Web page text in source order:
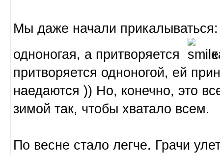
Мы даже начали
одноногая, а притворяется
притворяется одноногой, ей
наедаются )) Но, конечно, это
зимой так, чтобы хватало всем.
По весне стало легче. Грачи